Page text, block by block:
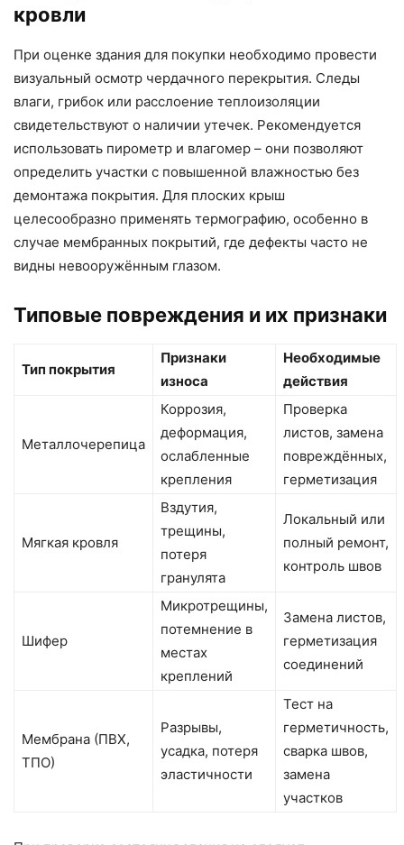
кровли
При оценке здания для покупки необходимо провести
визуальный осмотр чердачного перекрытия. Следы
влаги, грибок или расслоение теплоизоляции
свидетельствуют о наличии утечек. Рекомендуется
использовать пирометр и влагомер – они позволяют
определить участки с повышенной влажностью без
демонтажа покрытия. Для плоских крыш
целесообразно применять термографию, особенно в
случае мембранных покрытий, где дефекты часто не
видны невооружённым глазом.
Типовые повреждения и их признаки
Тип покрытия
Признаки
износа
Необходимые
действия
Металлочерепица
Коррозия,
деформация,
ослабленные
крепления
Проверка
листов, замена
повреждённых,
герметизация
Мягкая кровля
Вздутия,
трещины,
потеря
гранулята
Локальный или
полный ремонт,
контроль швов
Шифер
Микротрещины,
потемнение в
местах
креплений
Замена листов,
герметизация
соединений
Мембрана (ПВХ,
ТПО)
Разрывы,
усадка, потеря
эластичности
Тест на
герметичность,
сварка швов,
замена
участков